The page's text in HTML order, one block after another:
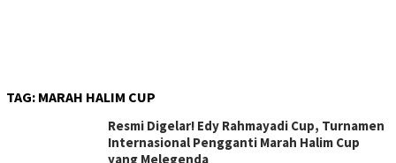
TAG: MARAH HALIM CUP
Resmi Digelar! Edy Rahmayadi Cup, Turnamen
Internasional Pengganti Marah Halim Cup
yang Melegenda